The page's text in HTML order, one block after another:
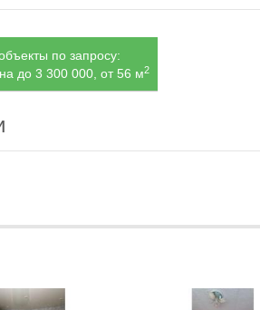
по запросу:
до 3 300 000, от 56 м2